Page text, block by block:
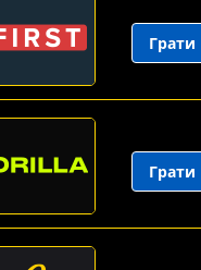
Грати
Грати